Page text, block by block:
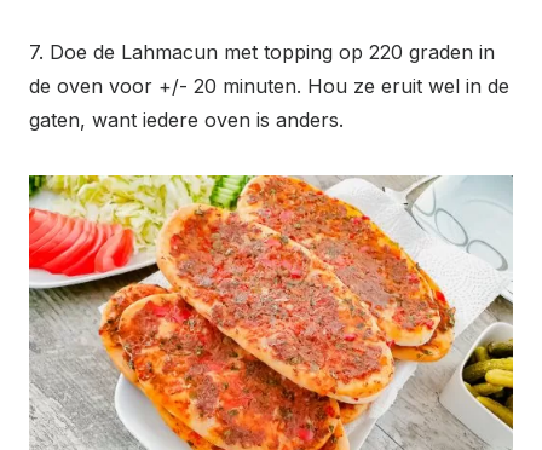
7. Doe de Lahmacun met topping op 220 graden in
de oven voor +/- 20 minuten. Hou ze eruit wel in de
gaten, want iedere oven is anders.